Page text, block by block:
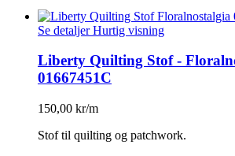
Se detaljerHurtig visning
Liberty Quilting Stof -
01667451C
150,00 kr/m
Stof til quilting og patchwork.